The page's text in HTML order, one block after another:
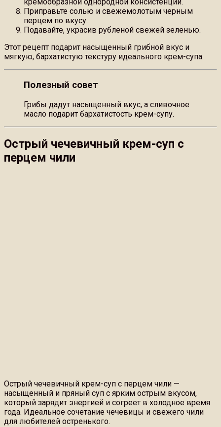
Приправьте солью и свежемолотым черным
перцем по вкусу.
Подавайте, украсив рубленой свежей зеленью.
Этот рецепт подарит насыщенный грибной вкус и
мягкую, бархатистую текстуру идеального крем-супа.
Полезный совет
Грибы дадут насыщенный вкус, а сливочное
масло подарит бархатистость крем-супу.
Острый чечевичный крем-суп с
перцем чили
Острый чечевичный крем-суп с перцем чили —
насыщенный и пряный суп с ярким острым вкусом,
который зарядит энергией и согреет в холодное время
года. Идеальное сочетание чечевицы и свежего чили
для любителей остренького.